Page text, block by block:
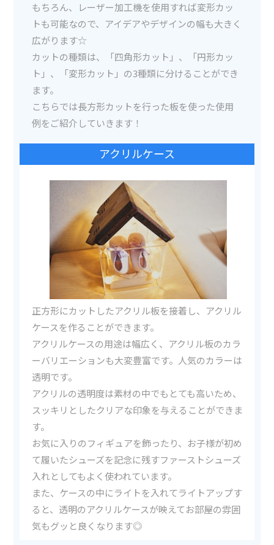
もちろん、レーザー加工機を使用すれば変形カッ
トも可能なので、アイデアやデザインの幅も大きく
広がります☆
カットの種類は、「四角形カット」、「円形カッ
ト」、「変形カット」の3種類に分けることができ
ます。
こちらでは長方形カットを行った板を使った使用
例をご紹介していきます！
アクリルケース
正方形にカットしたアクリル板を接着し、アクリル
ケースを作ることができます。
アクリルケースの用途は幅広く、アクリル板のカラ
ーバリエーションも大変豊富です。人気のカラーは
透明です。
アクリルの透明度は素材の中でもとても高いため、
スッキリとしたクリアな印象を与えることができま
す。
お気に入りのフィギュアを飾ったり、お子様が初め
て履いたシューズを記念に残すファーストシューズ
入れとしてもよく使われています。
また、ケースの中にライトを入れてライトアップす
ると、透明のアクリルケースが映えてお部屋の雰囲
気もグッと良くなります◎